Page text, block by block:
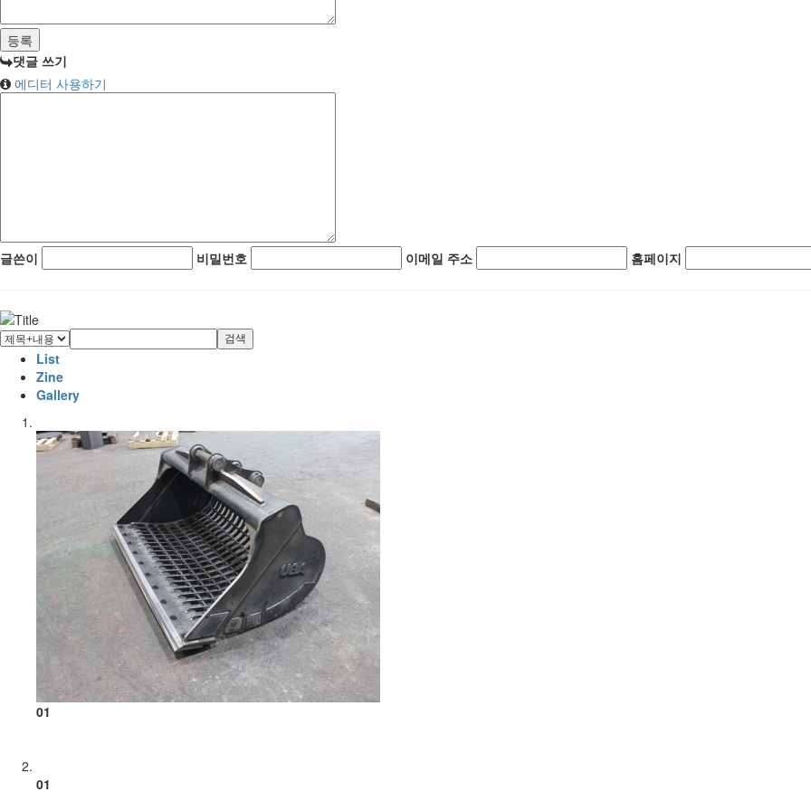
댓글 쓰기
에디터 사용하기
글쓴이 비밀번호 이메일 주소 홈페이지
검색
List
Zine
Gallery
01
01